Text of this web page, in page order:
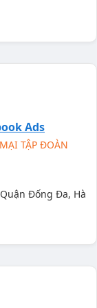
Ads
TẬP ĐOÀN
Đống Đa, Hà